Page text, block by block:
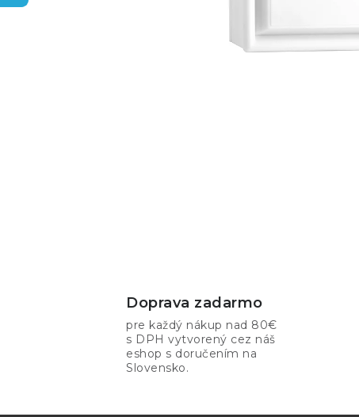
Doprava zadarmo
pre každý nákup nad 80€
s DPH vytvorený cez náš
eshop s doručením na
Slovensko.